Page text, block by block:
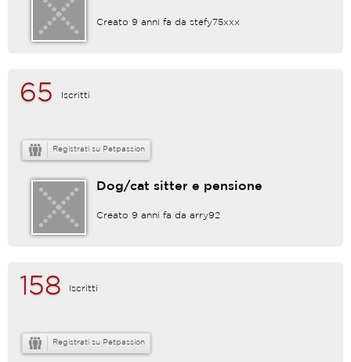
Creato 9 anni fa da stefy75xxx
65 Iscritti
Registrati su Petpassion
Dog/cat sitter e pensione
Creato 9 anni fa da arry92
158 Iscritti
Registrati su Petpassion